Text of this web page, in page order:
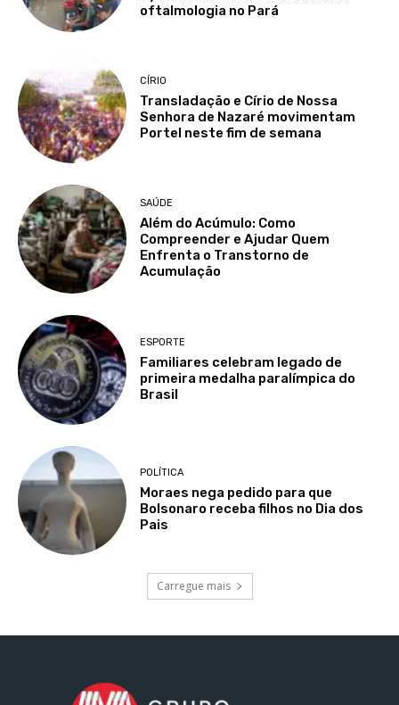
oftalmologia no Pará
CÍRIO
Transladação e Círio de Nossa
Senhora de Nazaré movimentam
Portel neste fim de semana
SAÚDE
Além do Acúmulo: Como
Compreender e Ajudar Quem
Enfrenta o Transtorno de
Acumulação
ESPORTE
Familiares celebram legado de
primeira medalha paralímpica do
Brasil
POLÍTICA
Moraes nega pedido para que
Bolsonaro receba filhos no Dia dos
Pais
Carregue mais